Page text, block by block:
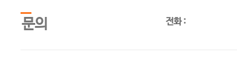
문의 전화 :